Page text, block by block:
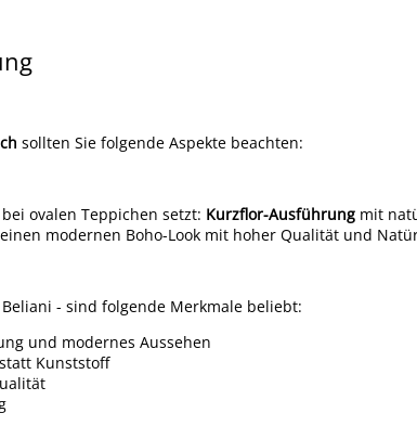
sollten Sie folgende Aspekte beachten:
ovalen Teppichen setzt: Kurzflor-Ausführung mit
modernen Boho-Look mit hoher Qualität und
- sind folgende Merkmale beliebt:
und modernes Aussehen
Kunststoff